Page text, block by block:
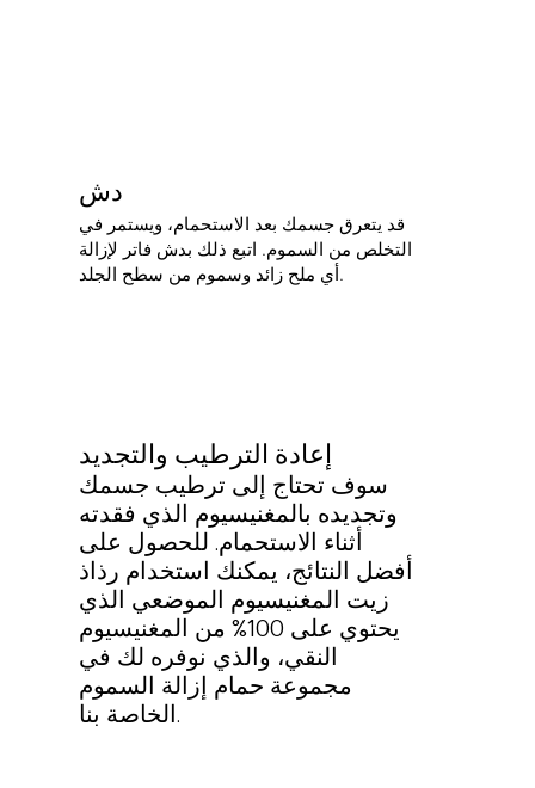
دش
قد يتعرق جسمك بعد الاستحمام، ويستمر في
التخلص من السموم. اتبع ذلك بدش فاتر لإزالة
أي ملح زائد وسموم من سطح الجلد.
إعادة الترطيب والتجديد
سوف تحتاج إلى ترطيب جسمك
وتجديده بالمغنيسيوم الذي فقدته
أثناء الاستحمام. للحصول على
أفضل النتائج، يمكنك استخدام رذاذ
زيت المغنيسيوم الموضعي الذي
يحتوي على 100% من المغنيسيوم
النقي، والذي نوفره لك في
مجموعة حمام إزالة السموم
الخاصة بنا.